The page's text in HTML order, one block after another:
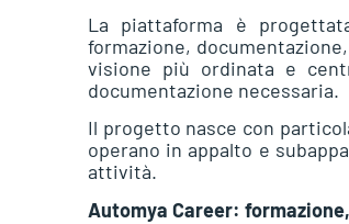
La piattaforma è
formazione,
visione più ordinata e
documentazione necessaria.
Il progetto nasce con
operano in appalto e
attività.
Automya Career: